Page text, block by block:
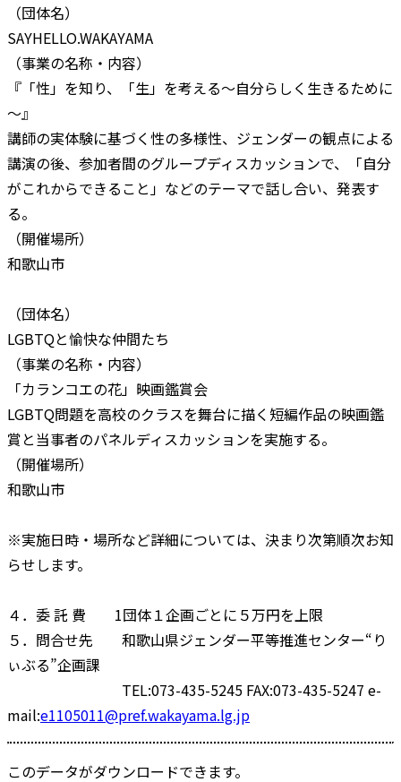
（団体名）
SAYHELLO.WAKAYAMA
（事業の名称・内容）
『「性」を知り、「生」を考える～自分らしく生きるために
～』
講師の実体験に基づく性の多様性、ジェンダーの観点による
講演の後、参加者間のグループディスカッションで、「自分
がこれからできること」などのテーマで話し合い、発表す
る。
（開催場所）
和歌山市
（団体名）
LGBTQと愉快な仲間たち
（事業の名称・内容）
「カランコエの花」映画鑑賞会
LGBTQ問題を高校のクラスを舞台に描く短編作品の映画鑑
賞と当事者のパネルディスカッションを実施する。
（開催場所）
和歌山市
※実施日時・場所など詳細については、決まり次第順次お知
らせします。
４．委 託 費 1団体１企画ごとに５万円を上限
５．問合せ先 和歌山県ジェンダー平等推進センター“り
ぃぶる”企画課
TEL:073-435-5245 FAX:073-435-5247 e-
mail:e1105011@pref.wakayama.lg.jp
このデータがダウンロードできます。